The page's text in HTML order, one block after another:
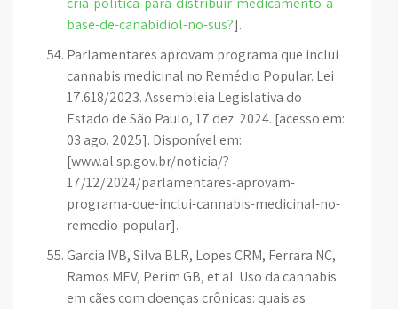
base-de-canabidiol-no-sus?].
Parlamentares aprovam programa que inclui
cannabis medicinal no Remédio Popular. Lei
17.618/2023. Assembleia Legislativa do
Estado de São Paulo, 17 dez. 2024. [acesso em:
03 ago. 2025]. Disponível em:
[www.al.sp.gov.br/noticia/?
17/12/2024/parlamentares-aprovam-
programa-que-inclui-cannabis-medicinal-no-
remedio-popular].
Garcia IVB, Silva BLR, Lopes CRM, Ferrara NC,
Ramos MEV, Perim GB, et al. Uso da cannabis
em cães com doenças crônicas: quais as